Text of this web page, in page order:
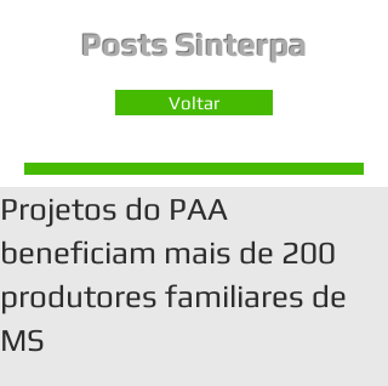
Posts Sinterpa
Voltar
Projetos do PAA
beneficiam mais de 200
produtores familiares de
MS